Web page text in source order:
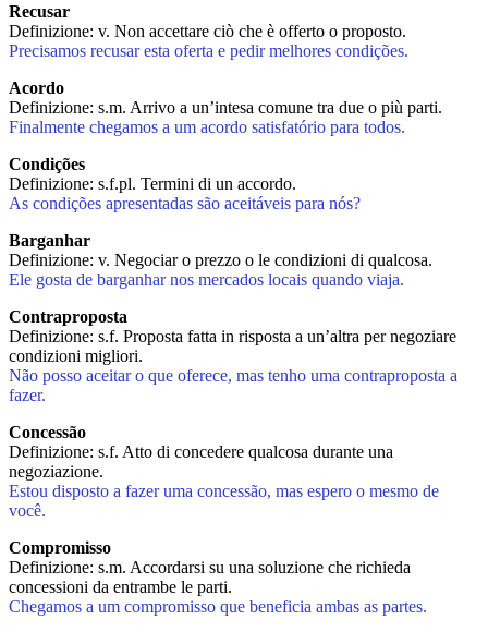
Recusar
Definizione: v. Non accettare ciò che è offerto o proposto.
Precisamos recusar esta oferta e pedir melhores condições.
Acordo
Definizione: s.m. Arrivo a un’intesa comune tra due o più parti.
Finalmente chegamos a um acordo satisfatório para todos.
Condições
Definizione: s.f.pl. Termini di un accordo.
As condições apresentadas são aceitáveis para nós?
Barganhar
Definizione: v. Negociar o prezzo o le condizioni di qualcosa.
Ele gosta de barganhar nos mercados locais quando viaja.
Contraproposta
Definizione: s.f. Proposta fatta in risposta a un’altra per negoziare
condizioni migliori.
Não posso aceitar o que oferece, mas tenho uma contraproposta a
fazer.
Concessão
Definizione: s.f. Atto di concedere qualcosa durante una
negoziazione.
Estou disposto a fazer uma concessão, mas espero o mesmo de
você.
Compromisso
Definizione: s.m. Accordarsi su una soluzione che richieda
concessioni da entrambe le parti.
Chegamos a um compromisso que beneficia ambas as partes.